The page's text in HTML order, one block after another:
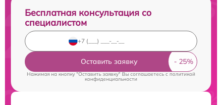
Бесплатная консультация со
специалистом
Оставить заявку
Нажимая на кнопку "Оставить заявку" Вы соглашаетесь cполитикой
конфиденциальности